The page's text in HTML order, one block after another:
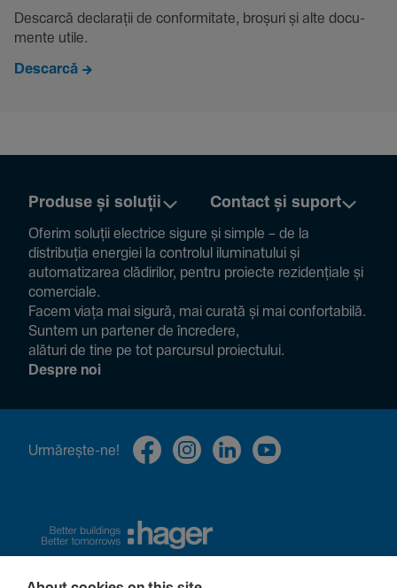
Descarcă decla­rații de conformitate, broșuri și alte docu­
mente utile.
Descarcă
Produse și soluții Contact și suport
Oferim soluții electrice sigure și simple – de la
distribuția energiei la controlul ilumi­na­tului și
auto­ma­ti­zarea clădi­rilor, pentru proiecte rezi­den­țiale și
comer­ciale.
Facem viața mai sigură, mai curată și mai confor­ta­bilă.
Suntem un partener de încre­dere,
alături de tine pe tot parcursul proiec­tului.
Despre noi
Urmă­rește-ne!